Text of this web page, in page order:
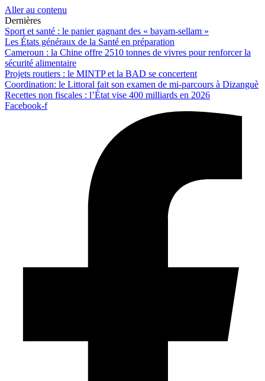
Aller au contenu
Dernières
Sport et santé : le panier gagnant des « bayam-sellam »
Les États généraux de la Santé en préparation
Cameroun : la Chine offre 2510 tonnes de vivres pour renforcer la
sécurité alimentaire
Projets routiers : le MINTP et la BAD se concertent
Coordination: le Littoral fait son examen de mi-parcours à Dizanguè
Recettes non fiscales : l’État vise 400 milliards en 2026
Facebook-f